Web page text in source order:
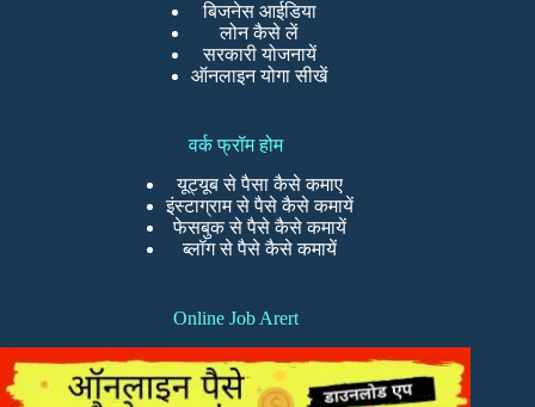
बिजनेस आईडिया
लोन कैसे लें
सरकारी योजनायें
ऑनलाइन योगा सीखें
वर्क फ्रॉम होम
यूट्यूब से पैसा कैसे कमाए
इंस्टाग्राम से पैसे कैसे कमायें
फेसबुक से पैसे कैसे कमायें
ब्लॉग से पैसे कैसे कमायें
Online Job Arert